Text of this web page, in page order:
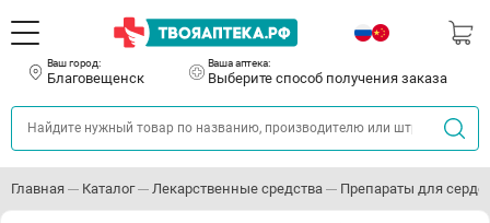
Ваш город:
Благовещенск
Ваша аптека:
Выберите способ получения заказа
Главная Каталог Лекарственные средства Препараты для